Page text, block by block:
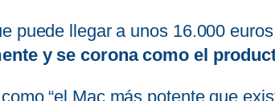
puede llegar a unos 16.000
y se corona como el
“el Mac más potente que